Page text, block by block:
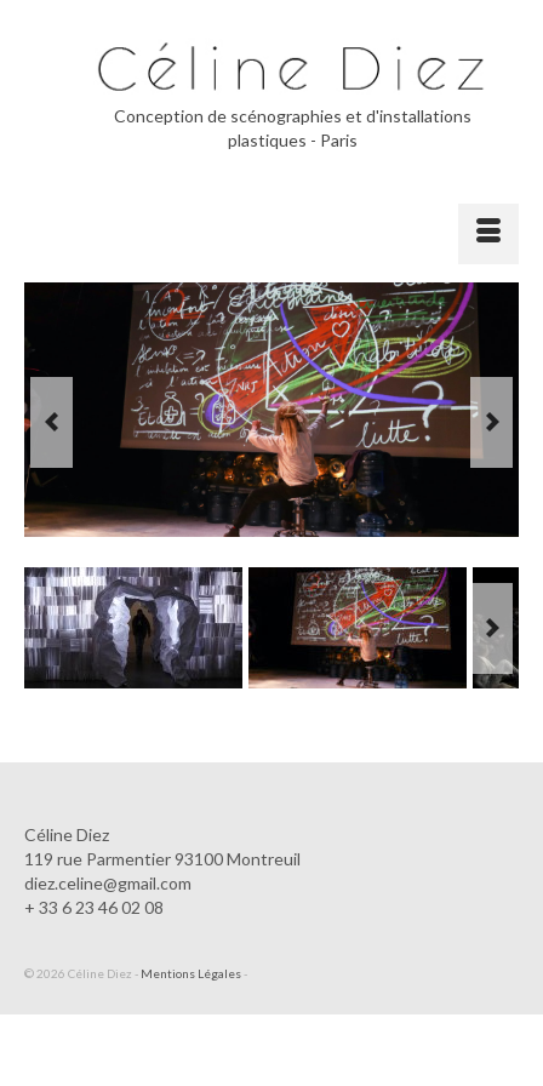
Conception de scénographies et d'installations
plastiques - Paris
Previous
Next
Céline Diez
119 rue Parmentier 93100 Montreuil
diez.celine@gmail.com
+ 33 6 23 46 02 08
© 2026 Céline Diez - Mentions Légales -